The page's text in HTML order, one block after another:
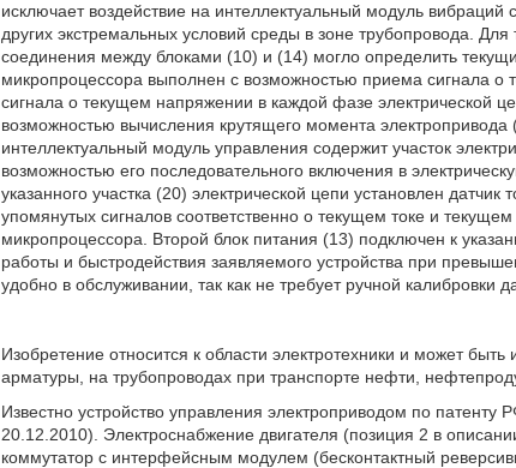
исключает воздействие на интеллектуальный модуль
других экстремальных условий среды в зоне трубопровода.
соединения между блоками (10) и (14) могло определить
микропроцессора выполнен с возможностью приема сигнала о
сигнала о текущем напряжении в каждой фазе электрической
возможностью вычисления крутящего момента
интеллектуальный модуль управления содержит участок
возможностью его последовательного включения в
указанного участка (20) электрической цепи установлен
упомянутых сигналов соответственно о текущем токе и
микропроцессора. Второй блок питания (13) подключен к
работы и быстродействия заявляемого устройства при
удобно в обслуживании, так как не требует ручной калибровки
Изобретение относится к области электротехники и может
арматуры, на трубопроводах при транспорте нефти,
Известно устройство управления электроприводом по
20.12.2010). Электроснабжение двигателя (позиция 2 в
коммутатор с интерфейсным модулем (бесконтактный